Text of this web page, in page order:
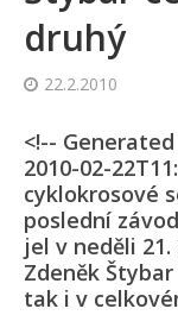
druhý
22.2.2010
<!--
2010-02-
cyklokrosové
poslední
jel v neděli
Zdeněk
tak i v